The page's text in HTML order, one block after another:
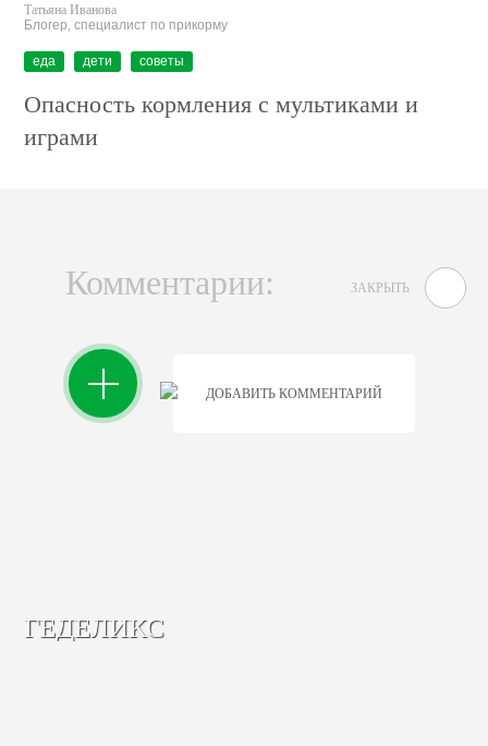
Татьяна Иванова
Блогер, специалист по прикорму
еда дети советы
Опасность кормления с мультиками и
играми
Комментарии: ЗАКРЫТЬ
ДОБАВИТЬ КОММЕНТАРИЙ
ГЕДЕЛИКС